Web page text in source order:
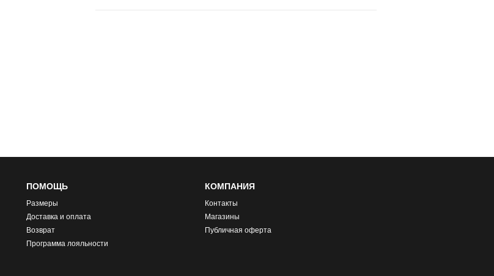
ПОМОЩЬ
Размеры
Доставка и оплата
Возврат
Программа лояльности
КОМПАНИЯ
Контакты
Магазины
Публичная оферта